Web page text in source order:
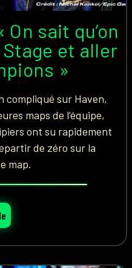
sait qu’on
et aller
»
compliqué sur Haven,
maps de l’équipe,
ont su rapidement
de zéro sur la
map.